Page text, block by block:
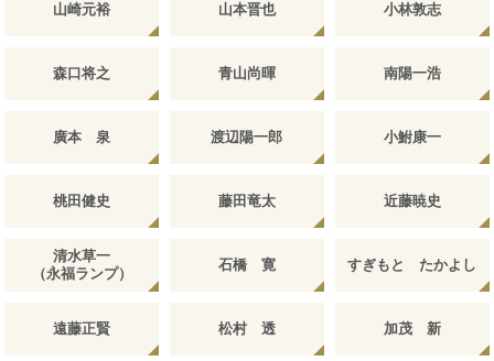
山崎元裕 山本晋也 小林敦志
森口将之 青山尚暉 南陽一浩
廣本 泉 渡辺陽一郎 小鮒康一
桃田健史 藤田竜太 近藤暁史
清水草一
（永福ランプ）
石橋 寛 すぎもと たかよし
遠藤正賢 松村 透 加茂 新